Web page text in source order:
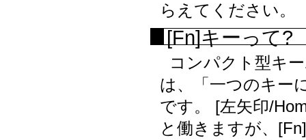
らえてください。
[Fn]キーって?
コンパクト型キ
は、「一つのキー
です。 [左矢印/
と働きますが、